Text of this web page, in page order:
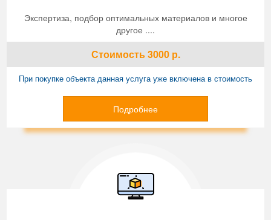
Экспертиза, подбор оптимальных материалов и многое
другое ....
Стоимость3000р.
При покупке объекта данная услуга уже включена в стоимость
Подробнее